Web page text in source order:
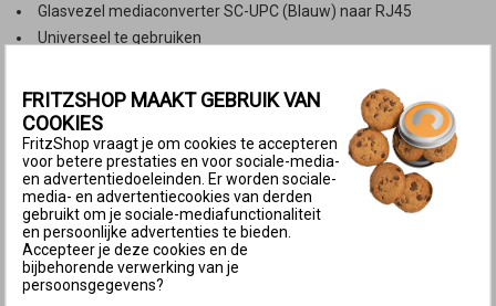
Glasvezel mediaconverter SC-UPC (Blauw) naar RJ45
Universeel te gebruiken
Golflengte zenden 1550/1550nm
Geschikt voor glasvezelafstanden tot 10 KM
Installatie instructie voor de ATTEMA AT-01 grondplaat
Verwijder de (juiste) van de twee inschuifmodules in de
ATTEMA AT01 grondplaat
Pak de (niet meegeleverde) glasvezelkabel SC-APC/SC-UPC
AT01 Attema Glasvezelkabel GROEN-BLAUW
FRITZSHOP MAAKT GEBRUIK VAN
COOKIES
FritzShop vraagt je om cookies te accepteren
voor betere prestaties en voor sociale-media-
en advertentiedoeleinden. Er worden sociale-
media- en advertentiecookies van derden
gebruikt om je sociale-mediafunctionaliteit
en persoonlijke advertenties te bieden.
Accepteer je deze cookies en de
bijbehorende verwerking van je
persoonsgegevens?